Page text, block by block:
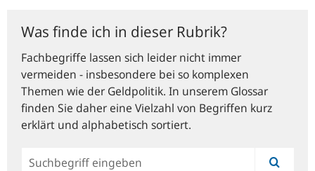
Was finde ich in dieser Rubrik?
Fachbegriffe lassen sich leider nicht immer
vermeiden - insbesondere bei so komplexen
Themen wie der Geldpolitik. In unserem Glossar
finden Sie daher eine Vielzahl von Begriffen kurz
erklärt und alphabetisch sortiert.
Allgemeine